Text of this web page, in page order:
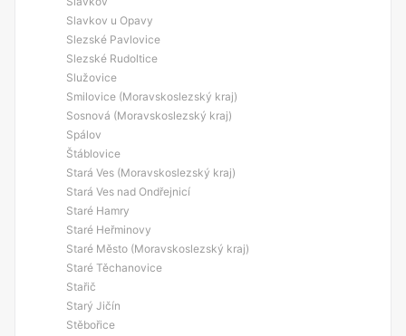
Slavkov u Opavy
Slezské Pavlovice
Slezské Rudoltice
Služovice
Smilovice (Moravskoslezský kraj)
Sosnová (Moravskoslezský kraj)
Spálov
Štáblovice
Stará Ves (Moravskoslezský kraj)
Stará Ves nad Ondřejnicí
Staré Hamry
Staré Heřminovy
Staré Město (Moravskoslezský kraj)
Staré Těchanovice
Stařič
Starý Jičín
Stěbořice